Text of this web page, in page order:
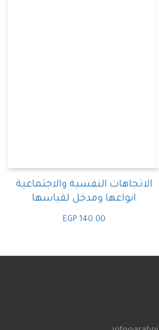
الاتجاهات النفسية والاجتماعية
انواعها ومدخل لقياسها
EGP 140.00